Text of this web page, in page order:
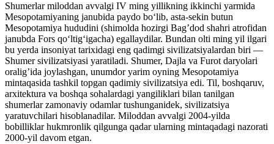
Shumerlar miloddan avvalgi IV ming yillikning ikkinchi yarmida
Mesopotamiyaning janubida paydo boʻlib, asta-sekin butun
Mesopotamiya hududini (shimolda hozirgi Bag’dod shahri atrofidan
janubda Fors qoʻltigʻigacha) egallaydilar. Bundan olti ming yil ilgari
bu yerda insoniyat tarixidagi eng qadimgi sivilizatsiyalardan biri —
Shumer sivilizatsiyasi yaratiladi. Shumer, Dajla va Furot daryolari
oralig’ida joylashgan, unumdor yarim oyning Mesopotamiya
mintaqasida tashkil topgan qadimiy sivilizatsiya edi. Til, boshqaruv,
arxitektura va boshqa sohalardagi yangiliklari bilan tanilgan
shumerlar zamonaviy odamlar tushunganidek, sivilizatsiya
yaratuvchilari hisoblanadilar. Miloddan avvalgi 2004-yilda
bobilliklar hukmronlik qilgunga qadar ularning mintaqadagi nazorati
2000-yil davom etgan.